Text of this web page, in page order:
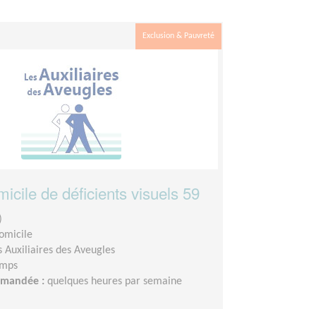
Exclusion & Pauvreté
de déficients visuels 59
Auxiliaires des Aveugles
: quelques heures par semaine